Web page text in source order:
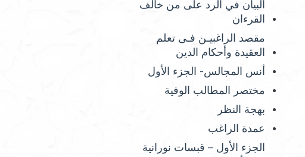
البيان في الرد على من خالف
القرءان
مقصد الراغبيـن فـى تعلم
العقيدة وأحكام الدين
أنس المجالس- الجزء الأول
مختصر المطالب الوفية
بهجة النظر
عمدة الراغب
الجزء الأول – قبسات نورانية